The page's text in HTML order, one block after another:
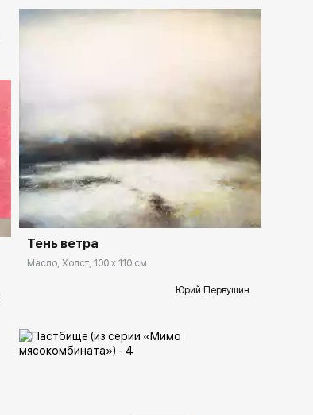
Домен: ekb.rakovgallery.ru
Тень ветра
Масло, Холст, 100 x 110 см
Юрий Первушин